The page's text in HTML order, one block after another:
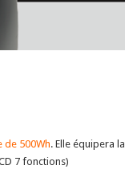
de 500Wh. Elle équipera la
7 fonctions)